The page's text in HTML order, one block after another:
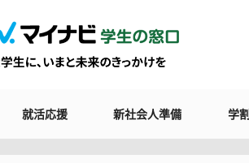
就活応援 新社会人準備 学